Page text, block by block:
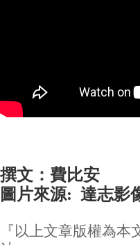
撰文：費比安
圖片來源: 達志
『以上文章版權為